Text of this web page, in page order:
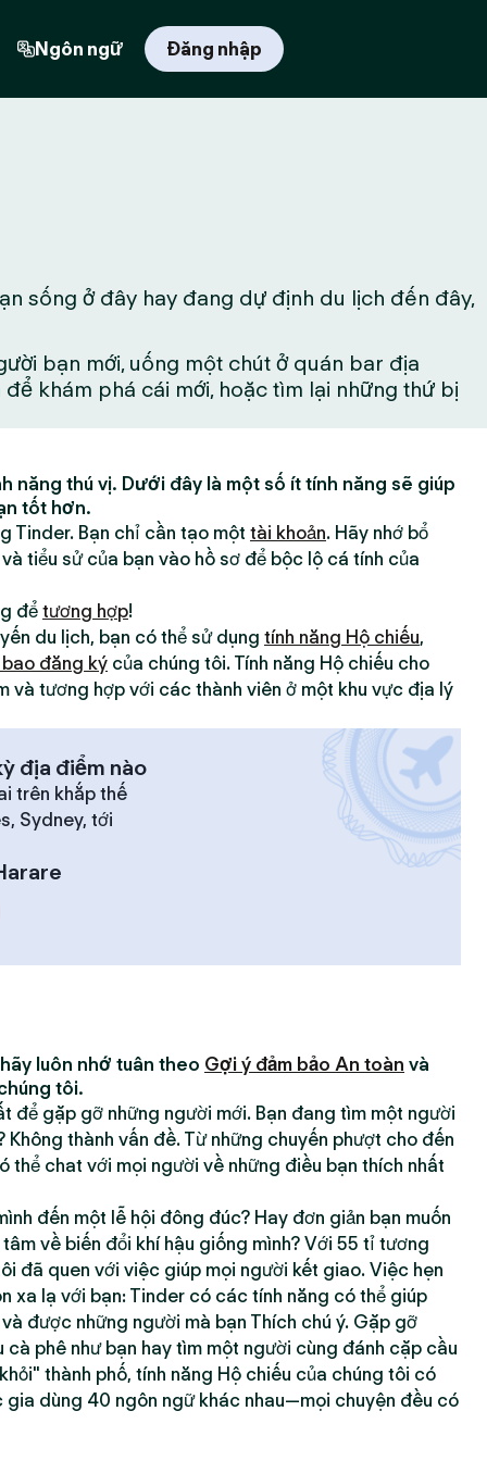
Ngôn ngữ Đăng nhập
sống ở đây hay đang dự định du lịch đến đây,
bạn mới, uống một chút ở quán bar địa
khám phá cái mới, hoặc tìm lại những thứ bị
năng thú vị. Dưới đây là một số ít tính năng sẽ giúp
tốt hơn.
Tinder. Bạn chỉ cần tạo một tài khoản. Hãy nhớ bổ
tiểu sử của bạn vào hồ sơ để bộc lộ cá tính của
đểtương hợp!
du lịch, bạn có thể sử dụng tính năng Hộ chiếu,
đăng ký của chúng tôi. Tính năng Hộ chiếu cho
và tương hợp với các thành viên ở một khu vực địa lý
địa điểm nào
trên khắp thế
Sydney, tới
luôn nhớ tuân theo Gợi ý đảm bảo An toàn và
tôi.
để gặp gỡ những người mới. Bạn đang tìm một người
Không thành vấn đề. Từ những chuyến phượt cho đến
thể chat với mọi người về những điều bạn thích nhất
đến một lễ hội đông đúc? Hay đơn giản bạn muốn
về biến đổi khí hậu giống mình? Với 55 tỉ tương
đã quen với việc giúp mọi người kết giao. Việc hẹn
xa lạ với bạn: Tinder có các tính năng có thể giúp
được những người mà bạn Thích chú ý. Gặp gỡ
cà phê như bạn hay tìm một người cùng đánh cặp cầu
thành phố, tính năng Hộ chiếu của chúng tôi có
gia dùng 40 ngôn ngữ khác nhau—mọi chuyện đều có